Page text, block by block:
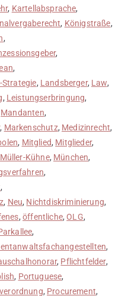
, Kartellabsprache,
, Königstraße,
,
,
,
Strategie, Landsberger, Law,
, Leistungserbringung,
Mandanten,
, Markenschutz, Medizinrecht,
, Mitglied, Mitglieder,
Müller-Kühne, München,
,
,
, Neu, Nichtdiskriminierung,
,öffentliche,OLG,
,
,
, Pflichtfelder,
, Portuguese,
, Procurement,